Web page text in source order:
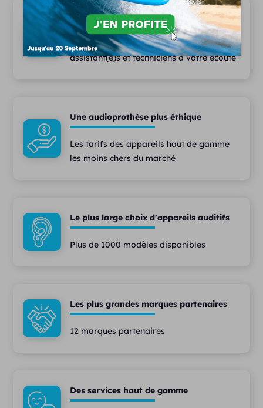
Une équipe pluridisciplinaire
Des audioprothésistes diplômés,
assistant(e)s et techniciens à votre écoute
Une audioprothèse plus éthique
Les tarifs des appareils haut de gamme
les moins chers du marché
Le plus large choix d'appareils auditifs
Plus de 1000 modèles disponibles
Les plus grandes marques partenaires
12 marques partenaires
Des services haut de gamme